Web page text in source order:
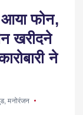
फोन,
खरीदने
ने
,मनोरंजन